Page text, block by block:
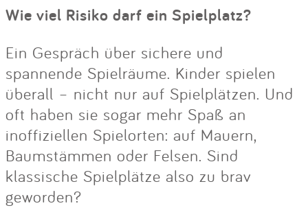
Wie viel Risiko darf ein Spielplatz?
Ein Gespräch über sichere und
spannende Spielräume. Kinder spielen
überall – nicht nur auf Spielplätzen. Und
oft haben sie sogar mehr Spaß an
inoffiziellen Spielorten: auf Mauern,
Baumstämmen oder Felsen. Sind
klassische Spielplätze also zu brav
geworden?